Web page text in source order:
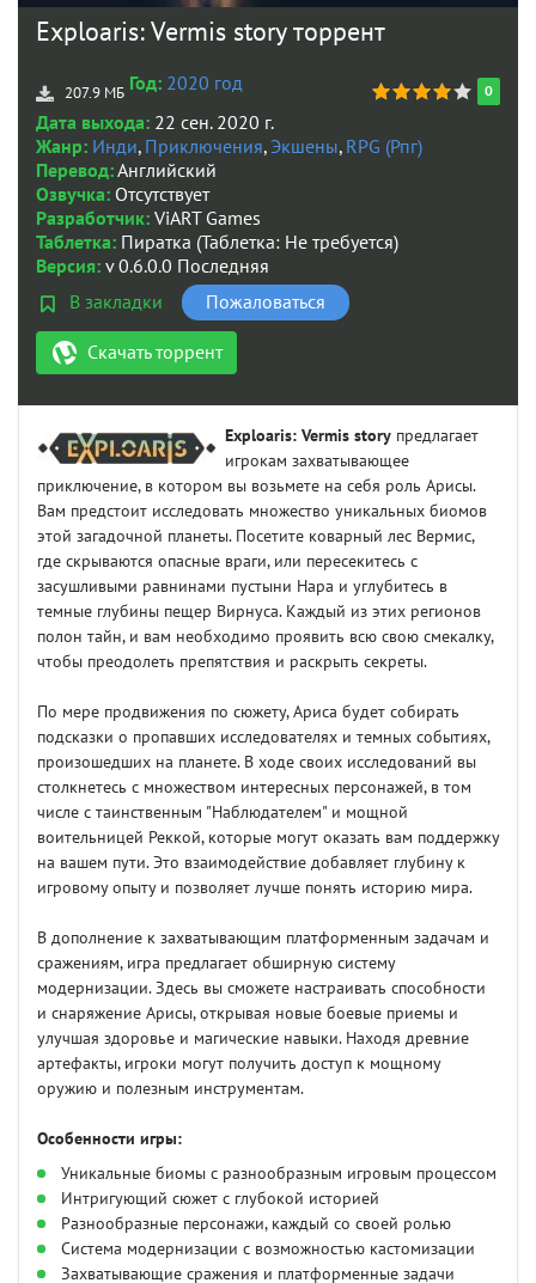
Exploaris: Vermis story торрент
0
207.9 МБ Год: 2020 год
Дата выхода: 22 сен. 2020 г.
Жанр: Инди, Приключения, Экшены, RPG (Рпг)
Перевод:Английский
Озвучка: Отсутствует
Разработчик: ViART Games
Таблетка: Пиратка (Таблетка: Не требуется)
Версия: v 0.6.0.0 Последняя
В закладки
Пожаловаться
Скачать торрент
Exploaris: Vermis story предлагает
игрокам захватывающее
приключение, в котором вы возьмете на себя роль Арисы.
Вам предстоит исследовать множество уникальных биомов
этой загадочной планеты. Посетите коварный лес Вермис,
где скрываются опасные враги, или пересекитесь с
засушливыми равнинами пустыни Нара и углубитесь в
темные глубины пещер Вирнуса. Каждый из этих регионов
полон тайн, и вам необходимо проявить всю свою смекалку,
чтобы преодолеть препятствия и раскрыть секреты.
По мере продвижения по сюжету, Ариса будет собирать
подсказки о пропавших исследователях и темных событиях,
произошедших на планете. В ходе своих исследований вы
столкнетесь с множеством интересных персонажей, в том
числе с таинственным "Наблюдателем" и мощной
воительницей Реккой, которые могут оказать вам поддержку
на вашем пути. Это взаимодействие добавляет глубину к
игровому опыту и позволяет лучше понять историю мира.
В дополнение к захватывающим платформенным задачам и
сражениям, игра предлагает обширную систему
модернизации. Здесь вы сможете настраивать способности
и снаряжение Арисы, открывая новые боевые приемы и
улучшая здоровье и магические навыки. Находя древние
артефакты, игроки могут получить доступ к мощному
оружию и полезным инструментам.
Особенности игры:
Уникальные биомы с разнообразным игровым процессом
Интригующий сюжет с глубокой историей
Разнообразные персонажи, каждый со своей ролью
Система модернизации с возможностью кастомизации
Захватывающие сражения и платформенные задачи